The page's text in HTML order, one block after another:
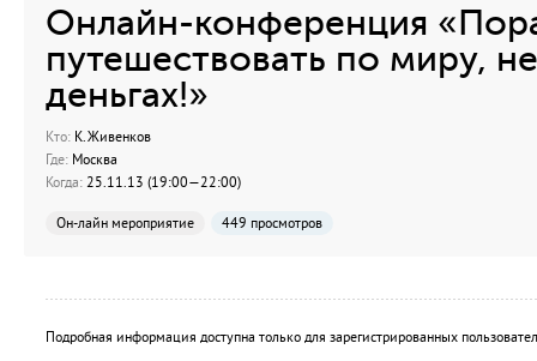
Онлайн-конференция
путешествовать по миру,
деньгах!»
Кто: К.Живенков
Где: Москва
Когда: 25.11.13 (19:00—22:00)
Он-лайн мероприятие 449 просмотров
Подробная информация доступна только для зарегистрированных